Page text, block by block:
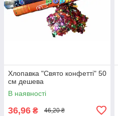
Хлопавка "Свято конфетті" 50
см дешева
В наявності
36,96 ₴ 46,20 ₴